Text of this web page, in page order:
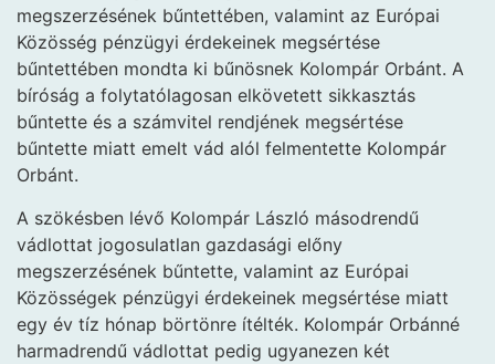
megszerzésének bűntettében, valamint az Európai
Közösség pénzügyi érdekeinek megsértése
bűntettében mondta ki bűnösnek Kolompár Orbánt. A
bíróság a folytatólagosan elkövetett sikkasztás
bűntette és a számvitel rendjének megsértése
bűntette miatt emelt vád alól felmentette Kolompár
Orbánt.
A szökésben lévő Kolompár László másodrendű
vádlottat jogosulatlan gazdasági előny
megszerzésének bűntette, valamint az Európai
Közösségek pénzügyi érdekeinek megsértése miatt
egy év tíz hónap börtönre ítélték. Kolompár Orbánné
harmadrendű vádlottat pedig ugyanezen két